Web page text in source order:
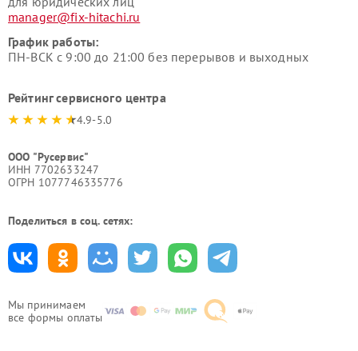
Мы принимаем
все формы оплаты
manager@fix-hitachi.ru
График работы:
ПН-ВСК с 9:00 до 21:00 без перерывов и выходных
Рейтинг сервисного центра
4.9-5.0
ООО "Русервис"
ИНН 7702633247
ОГРН 1077746335776
Поделиться в соц. сетях: